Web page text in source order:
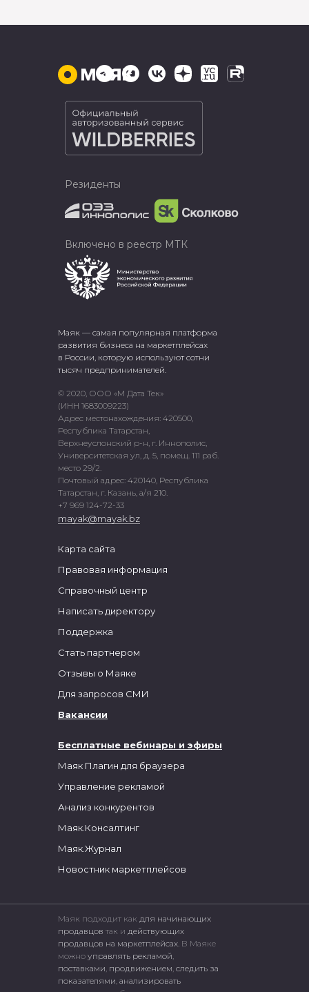
Маяк — самая популярная платформа
развития бизнеса на маркетплейсах
в России, которую используют сотни
тысяч предпринимателей.
© 2020, ООО «М Дата Тек»
(ИНН 1683009223)
Адрес местонахождения: 420500,
Республика Татарстан,
Верхнеуслонский р-н, г. Иннополис,
Университетская ул, д. 5, помещ. 111 раб.
место 29/2.
Почтовый адрес: 420140, Республика
Татарстан, г. Казань, а/я 210.
+7 969 124-72-33
mayak@mayak.bz
Бесплатные вебинары и эфиры
Маяк Плагин для браузера
Управление рекламой
Анализ конкурентов
Маяк.Консалтинг
Маяк.Журнал
Новостник маркетплейсов
Карта сайта
Правовая информация
Справочный центр
Написать директору
Поддержка
Стать партнером
Отзывы о Маяке
Для запросов СМИ
Вакансии
Резиденты
Включено в реестр МТК
Маяк подходит как для начинающих
продавцов так и действующих
продавцов на маркетплейсах. В Маяке
можно управлять рекламой,
поставками, продвижением, следить за
показателями, анализировать